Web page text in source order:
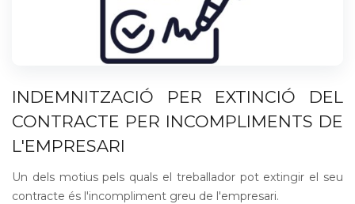
INDEMNITZACIÓ PER EXTINCIÓ DEL
CONTRACTE PER INCOMPLIMENTS DE
L'EMPRESARI
Un dels motius pels quals el treballador pot extingir el seu
contracte és l'incompliment greu de l'empresari.